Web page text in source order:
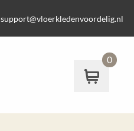
support@vloerkledenvoordelig.nl
0